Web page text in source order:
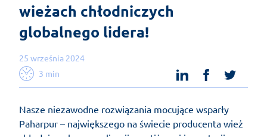
wieżach chłodniczych
globalnego lidera!
25 września 2024
3 min
linkedinfacebook
Nasze niezawodne rozwiązania mocujące wsparły
Paharpur – największego na świecie producenta wież